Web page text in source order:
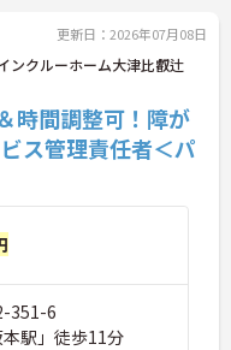
ちながら定
に整って
れるマネジ
ーへのキ
環境で専門
にお勧めで
め、各ホ
も携わる
のエリアマ
直結しま
更新日：2026年07月08日
ンクルーホーム大津比叡辻
時間調整可！障が
ス管理責任者＜パ
351-6
駅」徒歩11分